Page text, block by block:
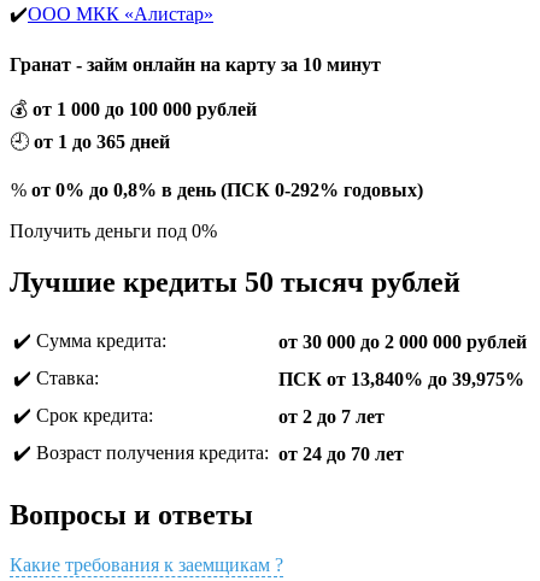
✔️ООО МКК «Алистар»
Гранат - займ онлайн на карту за 10 минут
💰 от 1 000 до 100 000 рублей
🕘 от 1 до 365 дней
% от 0% до 0,8% в день (ПСК 0-292% годовых)
Получить деньги под 0%
Лучшие кредиты 50 тысяч рублей
✔️ Сумма кредита:
от 30 000 до 2 000 000 рублей
✔️ Ставка:
ПСК от 13,840% до 39,975%
✔️ Срок кредита:
от 2 до 7 лет
✔️ Возраст получения кредита: от 24 до 70 лет
Вопросы и ответы
Какие требования к заемщикам ?